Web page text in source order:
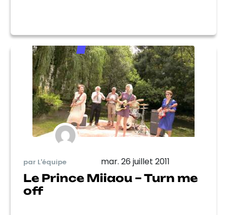
par L'équipe mar. 26 juillet 2011
Le Prince Miiaou – Turn me
off